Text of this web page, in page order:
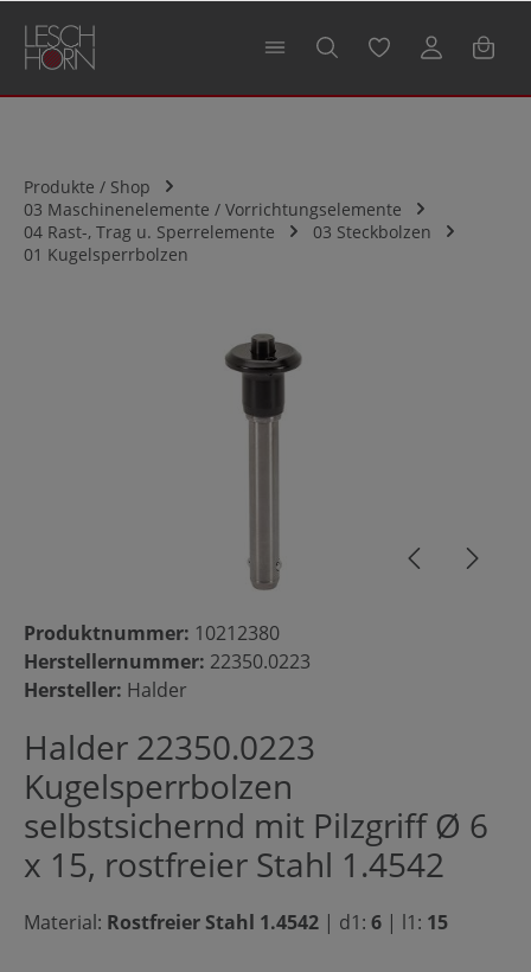
springen
Produkte / Shop
03 Maschinenelemente / Vorrichtungselemente
04 Rast-, Trag u. Sperrelemente
03 Steckbolzen
01 Kugelsperrbolzen
Bildergalerie überspringen
Produktnummer: 10212380
Herstellernummer: 22350.0223
Hersteller: Halder
Halder 22350.0223
Kugelsperrbolzen
selbstsichernd mit Pilzgriff Ø 6
x 15, rostfreier Stahl 1.4542
Material: Rostfreier Stahl 1.4542 | d1: 6 | l1: 15